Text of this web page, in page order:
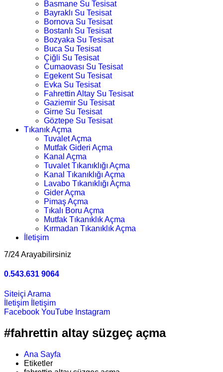
Basmane Su Tesisat
Bayraklı Su Tesisat
Bornova Su Tesisat
Bostanlı Su Tesisat
Bozyaka Su Tesisat
Buca Su Tesisat
Çiğli Su Tesisat
Cumaovası Su Tesisat
Egekent Su Tesisat
Evka Su Tesisat
Fahrettin Altay Su Tesisat
Gaziemir Su Tesisat
Girne Su Tesisat
Göztepe Su Tesisat
Tıkanık Açma
Tuvalet Açma
Mutfak Gideri Açma
Kanal Açma
Tuvalet Tıkanıklığı Açma
Kanal Tıkanıklığı Açma
Lavabo Tıkanıklığı Açma
Gider Açma
Pimaş Açma
Tıkalı Boru Açma
Mutfak Tıkanıklık Açma
Kırmadan Tıkanıklık Açma
İletişim
7/24 Arayabilirsiniz
0.543.631 9064
Siteiçi Arama
İletişim
İletişim
Facebook YouTube Instagram
#fahrettin altay süzgeç açma
Ana Sayfa
Etiketler